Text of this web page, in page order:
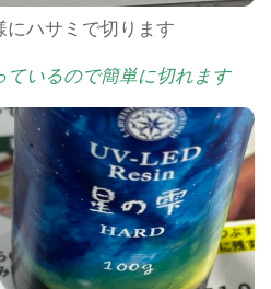
にハサミで切ります
ているので簡単に切れます